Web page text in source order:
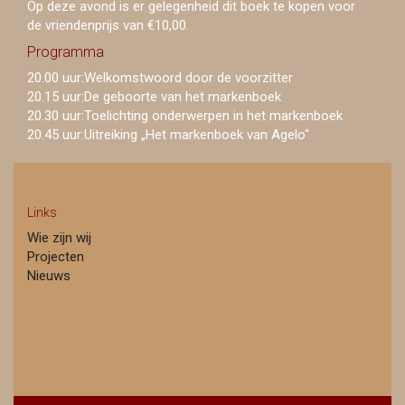
Op deze avond is er gelegenheid dit boek te kopen voor
de vriendenprijs van €10,00.
Programma
20.00 uur:Welkomstwoord door de voorzitter
20.15 uur:De geboorte van het markenboek
20.30 uur:Toelichting onderwerpen in het markenboek
20.45 uur:Uitreiking „Het markenboek van Agelo“
Links
Wie zijn wij
Projecten
Nieuws